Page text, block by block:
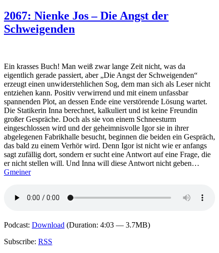
Vincent
Kliesch
Auris
3.
Todesrauschen
(Hörspiel)
2067: Nienke Jos – Die Angst der
Schweigenden
Ein krasses Buch! Man weiß zwar lange Zeit nicht, was da
eigentlich gerade passiert, aber „Die Angst der Schweigenden“
erzeugt einen unwiderstehlichen Sog, dem man sich als Leser nicht
entziehen kann. Positiv verwirrend und mit einem unfassbar
spannenden Plot, an dessen Ende eine verstörende Lösung wartet.
Die Statikerin Inna berechnet, kalkuliert und ist keine Freundin
großer Gespräche. Doch als sie von einem Schneesturm
eingeschlossen wird und der geheimnisvolle Igor sie in ihrer
abgelegenen Fabrikhalle besucht, beginnen die beiden ein Gespräch,
das bald zu einem Verhör wird. Denn Igor ist nicht wie er anfangs
sagt zufällig dort, sondern er sucht eine Antwort auf eine Frage, die
er nicht stellen will. Und Inna will diese Antwort nicht geben…
Gmeiner
Podcast: Download (Duration: 4:03 — 3.7MB)
Subscribe: RSS